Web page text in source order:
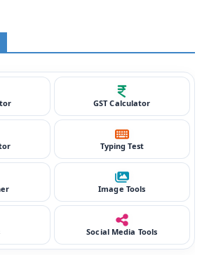
GST Calculator
Typing Test
Image Tools
Social Media Tools